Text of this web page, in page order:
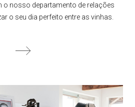
o nosso departamento de relações
o seu dia perfeito entre as vinhas.